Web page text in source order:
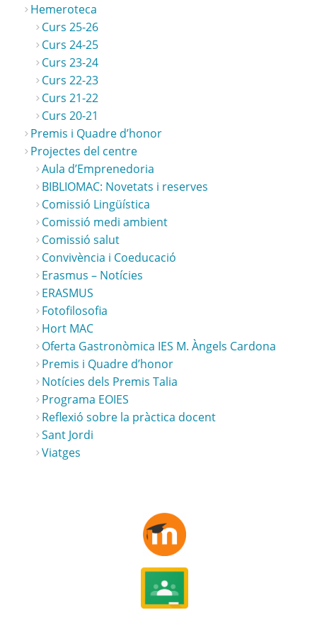
Hemeroteca
Curs 25-26
Curs 24-25
Curs 23-24
Curs 22-23
Curs 21-22
Curs 20-21
Premis i Quadre d’honor
Projectes del centre
Aula d’Emprenedoria
BIBLIOMAC: Novetats i reserves
Comissió Lingüística
Comissió medi ambient
Comissió salut
Convivència i Coeducació
Erasmus – Notícies
ERASMUS
Fotofilosofia
Hort MAC
Oferta Gastronòmica IES M. Àngels Cardona
Premis i Quadre d’honor
Notícies dels Premis Talia
Programa EOIES
Reflexió sobre la pràctica docent
Sant Jordi
Viatges